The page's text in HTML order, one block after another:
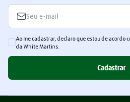
Ao me cadastrar, declaro que estou de acordo
da White Martins.
Cadastrar